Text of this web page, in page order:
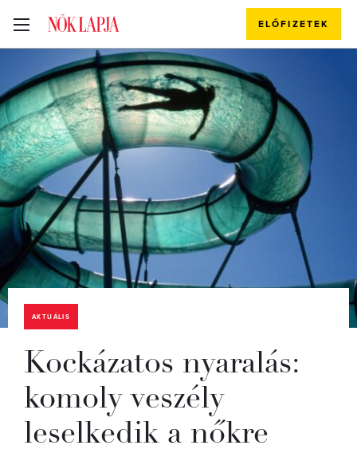
ELŐFIZETEK
AKTUÁLIS
Kockázatos nyaralás:
komoly veszély
leselkedik a nőkre